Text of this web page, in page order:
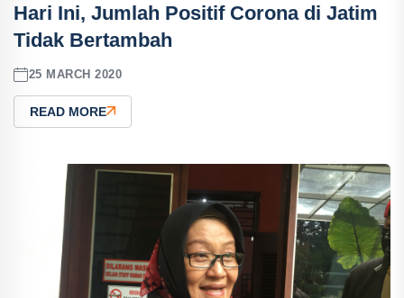
Hari Ini, Jumlah Positif Corona di Jatim
Tidak Bertambah
25 MARCH 2020
READ MORE